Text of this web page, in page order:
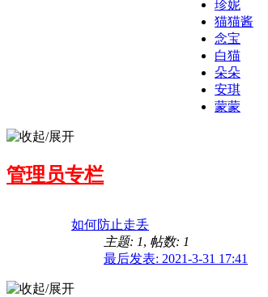
珍妮
猫猫酱
念宝
白猫
朵朵
安琪
蒙蒙
管理员专栏
如何防止走丢
主题: 1, 帖数: 1
最后发表: 2021-3-31 17:41